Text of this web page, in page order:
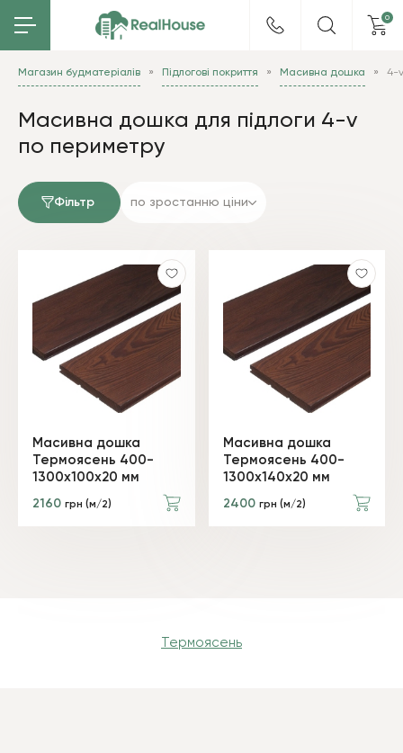
0
Магазин будматеріалів Підлогові покриття Масивна дошка 4-
Масивна дошка для підлоги 4-v
по периметру
Фільтр по зростанню ціни
Масивна дошка
Термоясень 400-
1300х100х20 мм
2160 грн (м/2)
Масивна дошка
Термоясень 400-
1300х140х20 мм
2400 грн (м/2)
Термоясень